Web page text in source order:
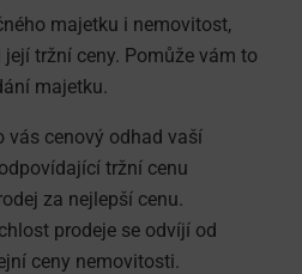
majetku i nemovitost,
tržní ceny. Pomůže vám to
majetku.
vás cenový odhad vaší
tržní cenu
za nejlepší cenu.
prodeje se odvíjí od
ceny nemovitosti.